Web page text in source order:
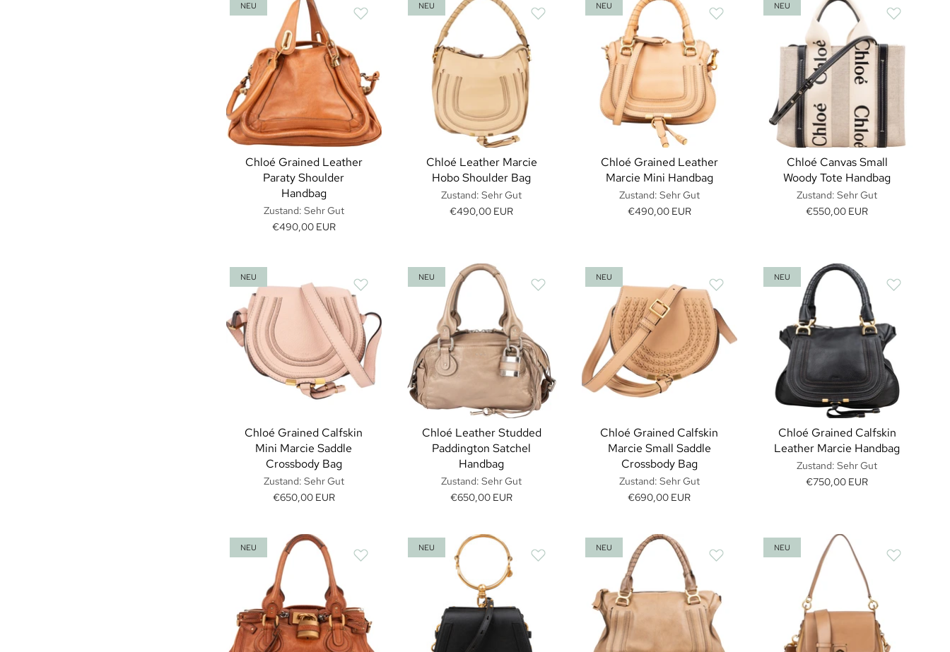
NEU
Chloé Grained Leather
Paraty Shoulder
Handbag
Zustand: Sehr Gut
€490,00 EUR
NEU
Chloé Leather Marcie
Hobo Shoulder Bag
Zustand: Sehr Gut
€490,00 EUR
NEU
Chloé Grained Leather
Marcie Mini Handbag
Zustand: Sehr Gut
€490,00 EUR
NEU
Chloé Canvas Small
Woody Tote Handbag
Zustand: Sehr Gut
€550,00 EUR
NEU
Chloé Grained Calfskin
Mini Marcie Saddle
Crossbody Bag
Zustand: Sehr Gut
€650,00 EUR
NEU
Chloé Leather Studded
Paddington Satchel
Handbag
Zustand: Sehr Gut
€650,00 EUR
NEU
Chloé Grained Calfskin
Marcie Small Saddle
Crossbody Bag
Zustand: Sehr Gut
€690,00 EUR
NEU
Chloé Grained Calfskin
Leather Marcie Handbag
Zustand: Sehr Gut
€750,00 EUR
NEU NEU NEU NEU